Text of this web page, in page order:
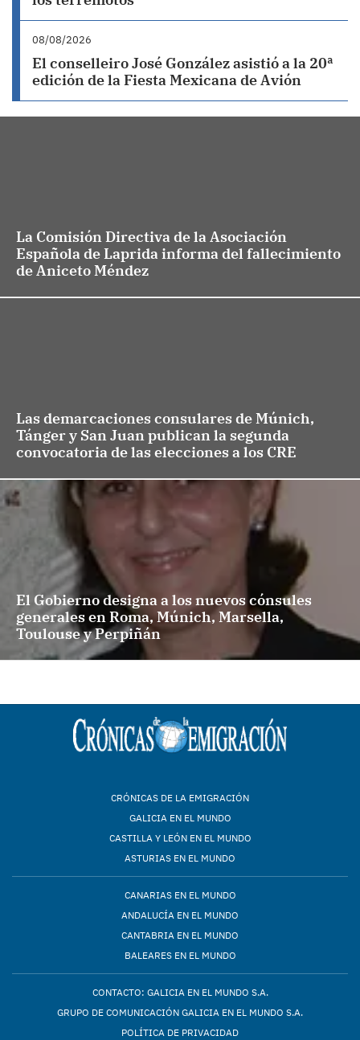
08/08/2026
El conselleiro José González asistió a la 20ª
edición de la Fiesta Mexicana de Avión
La Comisión Directiva de la Asociación
Española de Laprida informa del fallecimiento
de Aniceto Méndez
Las demarcaciones consulares de Múnich,
Tánger y San Juan publican la segunda
convocatoria de las elecciones a los CRE
El Gobierno designa a los nuevos cónsules
generales en Roma, Múnich, Marsella,
Toulouse y Perpiñán
CRÓNICAS DE LA EMIGRACIÓN
GALICIA EN EL MUNDO
CASTILLA Y LEÓN EN EL MUNDO
ASTURIAS EN EL MUNDO
CANARIAS EN EL MUNDO
ANDALUCÍA EN EL MUNDO
CANTABRIA EN EL MUNDO
BALEARES EN EL MUNDO
CONTACTO: GALICIA EN EL MUNDO S.A.
GRUPO DE COMUNICACIÓN GALICIA EN EL MUNDO S.A.
POLÍTICA DE PRIVACIDAD